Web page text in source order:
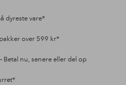
dyreste vare*
over 599 kr*
– Betal nu, senere eller del op